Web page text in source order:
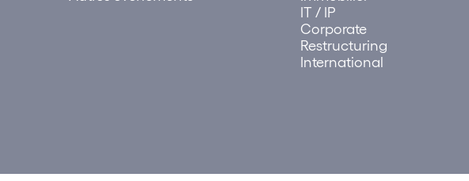
IT / IP
Corporate
Restructuring
International